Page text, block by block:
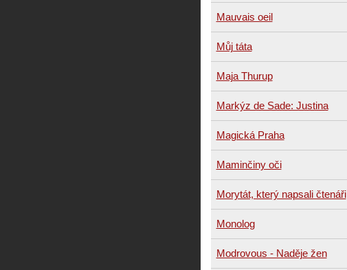
Mauvais oeil
Můj táta
Maja Thurup
Markýz de Sade: Justina
Magická Praha
Maminčiny oči
Morytát, který napsali čtenáři
Monolog
Modrovous - Naděje žen